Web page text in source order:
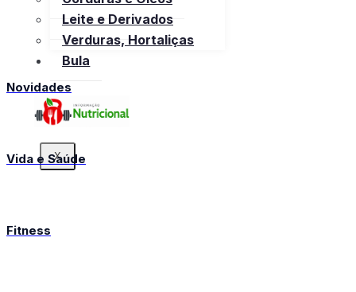
Leite e Derivados
Verduras, Hortaliças
Bula
X
Novidades
Vida e Saúde
Fitness